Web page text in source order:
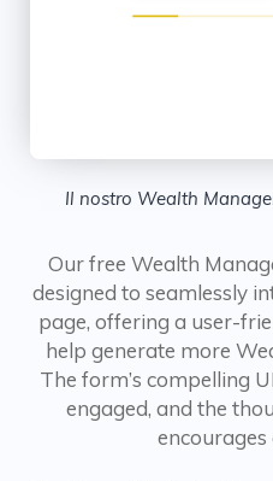
Il nostro Wealth
Our free Wealth
designed to seamlessly
page, offering a user-
help generate more
The form’s compelling
engaged, and the